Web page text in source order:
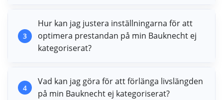
3
Hur kan jag justera inställningarna för att
optimera prestandan på min Bauknecht ej
kategoriserat?
4
Vad kan jag göra för att förlänga livslängden
på min Bauknecht ej kategoriserat?